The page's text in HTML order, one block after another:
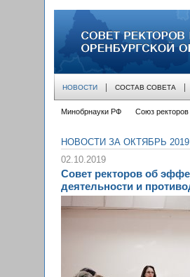
совет ректоров вузов
НОВОСТИ СОСТАВ СОВЕТА
Минобрнауки РФ Союз
НОВОСТИ ЗА ОКТЯБРЬ 2019
02.10.2019
Совет ректоров об
деятельности и